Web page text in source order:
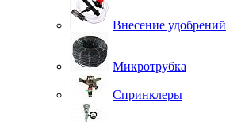
Внесение удобрений
Микротрубка
Спринклеры